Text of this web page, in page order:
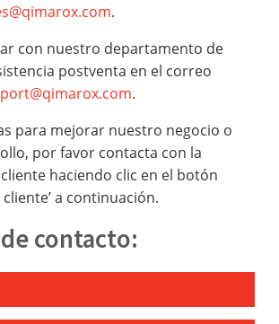
.
con nuestro departamento de
postventa en el correo
.
para mejorar nuestro negocio o
por favor contacta con la
haciendo clic en el botón
a continuación.
contacto: